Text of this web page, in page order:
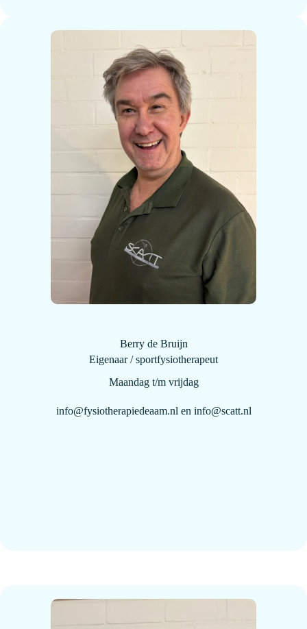
Berry de Bruijn
Eigenaar / sportfysiotherapeut
Maandag t/m vrijdag
info@fysiotherapiedeaam.nl en info@scatt.nl